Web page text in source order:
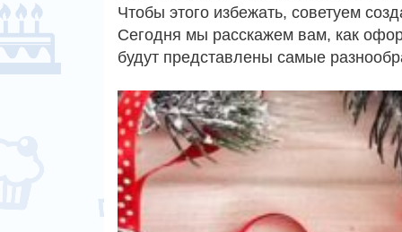
Чтобы этого избежать, советуем
Сегодня мы расскажем вам, как
будут представлены самые